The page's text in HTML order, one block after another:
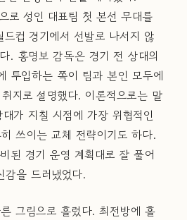
로 성인 대표팀 첫 본선 무대를
컵 경기에서 선발로 나서지 않
. 홍명보 감독은 경기 전 상대의
투입하는 쪽이 팀과 본인 모두에
지로 설명했다. 이론적으로는 말
가 지칠 시점에 가장 위협적인
쓰이는 교체 전략이기도 하다.
된 경기 운영 계획대로 잘 풀어
을 드러냈었다.
그림으로 흘렀다. 최전방에 홀